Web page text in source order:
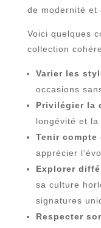
de modernité et
Voici quelques
collection
Varier les
occasions
Privilégier la
longévité et la
Tenir compte
apprécier
Explorer
sa culture
signatures
Respecter